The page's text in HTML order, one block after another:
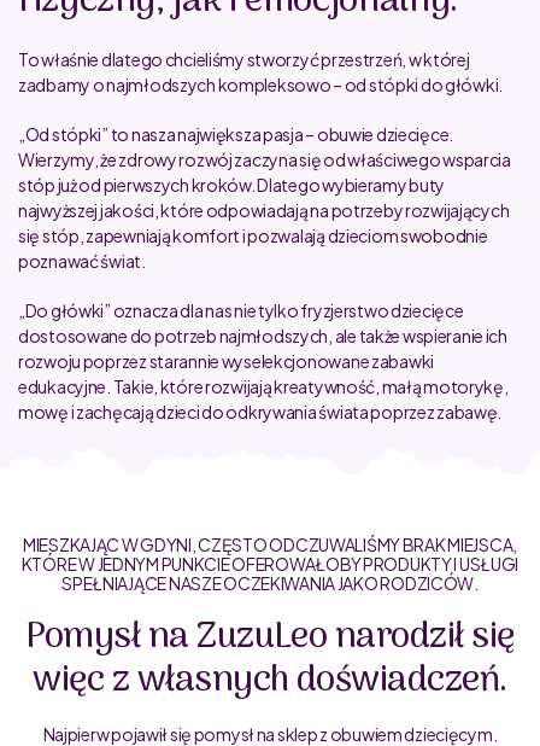
To właśnie dlatego chcieliśmy stworzyć przestrzeń, w której
zadbamy o najmłodszych kompleksowo – od stópki do główki.
„Od stópki” to nasza największa pasja – obuwie dziecięce.
Wierzymy, że zdrowy rozwój zaczyna się od właściwego wsparcia
stóp już od pierwszych kroków. Dlatego wybieramy buty
najwyższej jakości, które odpowiadają na potrzeby rozwijających
się stóp, zapewniają komfort i pozwalają dzieciom swobodnie
poznawać świat.
„Do główki” oznacza dla nas nie tylko fryzjerstwo dziecięce
dostosowane do potrzeb najmłodszych, ale także wspieranie ich
rozwoju poprzez starannie wyselekcjonowane zabawki
edukacyjne. Takie, które rozwijają kreatywność, małą motorykę,
mowę i zachęcają dzieci do odkrywania świata poprzez zabawę.
MIESZKAJĄC W GDYNI, CZĘSTO ODCZUWALIŚMY BRAK MIEJSCA,
KTÓRE W JEDNYM PUNKCIE OFEROWAŁOBY PRODUKTY I USŁUGI
SPEŁNIAJĄCE NASZE OCZEKIWANIA JAKO RODZICÓW.
Pomysł na ZuzuLeo narodził się
więc z własnych doświadczeń.
Najpierw pojawił się pomysł na sklep z obuwiem dziecięcym.